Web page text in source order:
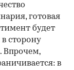
готовая
будет
сторону
Впрочем,
в